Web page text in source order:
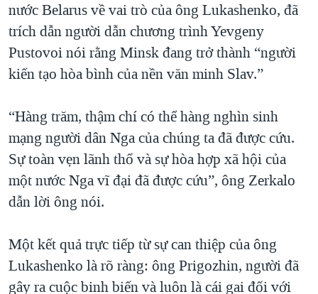
nước Belarus về vai trò của ông Lukashenko, đã
trích dẫn người dẫn chương trình Yevgeny
Pustovoi nói rằng Minsk đang trở thành “người
kiến tạo hòa bình của nền văn minh Slav.”
“Hàng trăm, thậm chí có thể hàng nghìn sinh
mạng người dân Nga của chúng ta đã được cứu.
Sự toàn vẹn lãnh thổ và sự hòa hợp xã hội của
một nước Nga vĩ đại đã được cứu”, ông Zerkalo
dẫn lời ông nói.
Một kết quả trực tiếp từ sự can thiệp của ông
Lukashenko là rõ ràng: ông Prigozhin, người đã
gây ra cuộc binh biến và luôn là cái gai đối với